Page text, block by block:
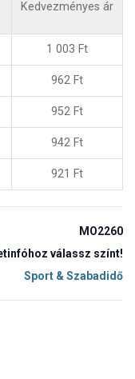
Kedvezményes ár
1 003 Ft
962 Ft
952 Ft
942 Ft
921 Ft
MO2260
válassz színt!
Sport & Szabadidő